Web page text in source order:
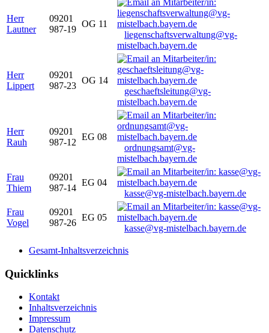
Herr
Lautner
09201
987-19
OG 11
liegenschaftsverwaltung@vg-
mistelbach.bayern.de
Herr
Lippert
09201
987-23
OG 14
geschaeftsleitung@vg-
mistelbach.bayern.de
Herr
Rauh
09201
987-12
EG 08
ordnungsamt@vg-
mistelbach.bayern.de
Frau
Thiem
09201
987-14
EG 04
kasse@vg-mistelbach.bayern.de
Frau
Vogel
09201
987-26
EG 05
kasse@vg-mistelbach.bayern.de
Gesamt-Inhaltsverzeichnis
Quicklinks
Kontakt
Inhaltsverzeichnis
Impressum
Datenschutz